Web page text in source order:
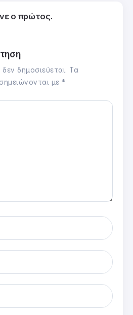
ο πρώτος.
δημοσιεύεται. Τα
με *